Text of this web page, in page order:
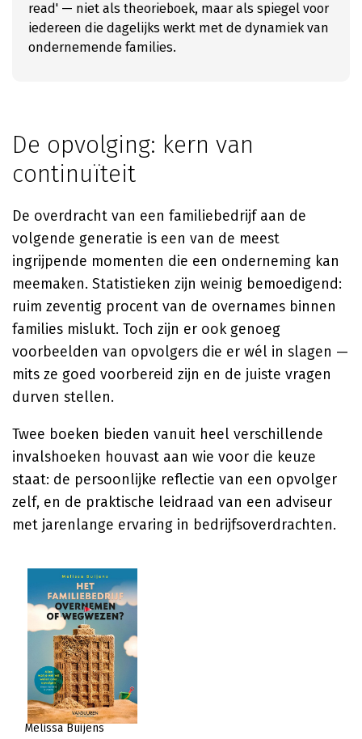
read' — niet als theorieboek, maar als spiegel voor
iedereen die dagelijks werkt met de dynamiek van
ondernemende families.
De opvolging: kern van
continuïteit
De overdracht van een familiebedrijf aan de
volgende generatie is een van de meest
ingrijpende momenten die een onderneming kan
meemaken. Statistieken zijn weinig bemoedigend:
ruim zeventig procent van de overnames binnen
families mislukt. Toch zijn er ook genoeg
voorbeelden van opvolgers die er wél in slagen —
mits ze goed voorbereid zijn en de juiste vragen
durven stellen.
Twee boeken bieden vanuit heel verschillende
invalshoeken houvast aan wie voor die keuze
staat: de persoonlijke reflectie van een opvolger
zelf, en de praktische leidraad van een adviseur
met jarenlange ervaring in bedrijfsoverdrachten.
Melissa Buijens